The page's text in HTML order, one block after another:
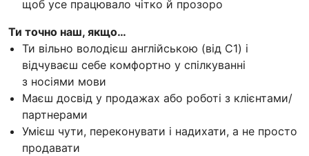
щоб усе працювало чітко й прозоро
Ти точно наш, якщо…
Ти вільно володієш англійською (від C1) і
відчуваєш себе комфортно у спілкуванні
з носіями мови
Маєш досвід у продажах або роботі з клієнтами/
партнерами
Умієш чути, переконувати і надихати, а не просто
продавати